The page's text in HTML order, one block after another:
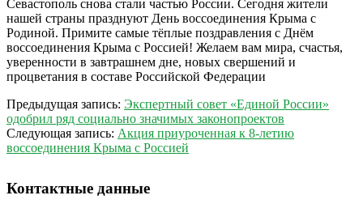
Севастополь снова стали частью России. Сегодня жители
нашей страны празднуют День воссоединения Крыма с
Родиной. Примите самые тёплые поздравления с Днём
воссоединения Крыма с Россией! Желаем вам мира, счастья,
уверенности в завтрашнем дне, новых свершений и
процветания в составе Российской Федерации
2022-
03-
18
Предыдущая запись: Экспертный совет «Единой России»
одобрил ряд социально значимых законопроектов
Следующая запись: Акция приуроченная к 8-летию
воссоединения Крыма с Россией
Контактные данные